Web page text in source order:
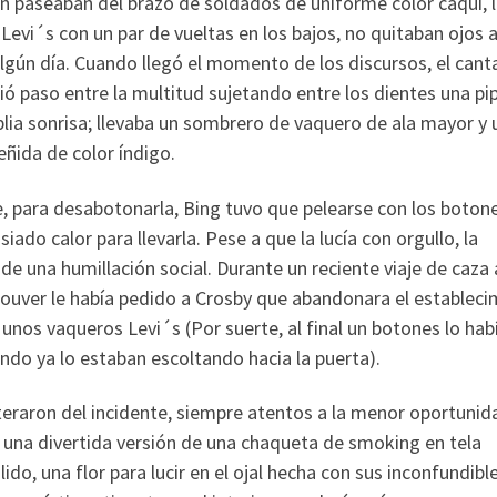
con un par de vueltas en los bajos, no quitaban ojos
día. Cuando llegó el momento de los discursos, el
paso entre la multitud sujetando entre los dientes una
sonrisa; llevaba un sombrero de vaquero de ala mayor y
de color índigo.
desabotonarla, Bing tuvo que pelearse con los
calor para llevarla. Pese a que la lucía con orgullo, la
una humillación social. Durante un reciente viaje de caza
le había pedido a Crosby que abandonara el
vaqueros Levi´s (Por suerte, al final un botones lo
ya lo estaban escoltando hacia la puerta).
del incidente, siempre atentos a la menor
divertida versión de una chaqueta de smoking en tela
una flor para lucir en el ojal hecha con sus